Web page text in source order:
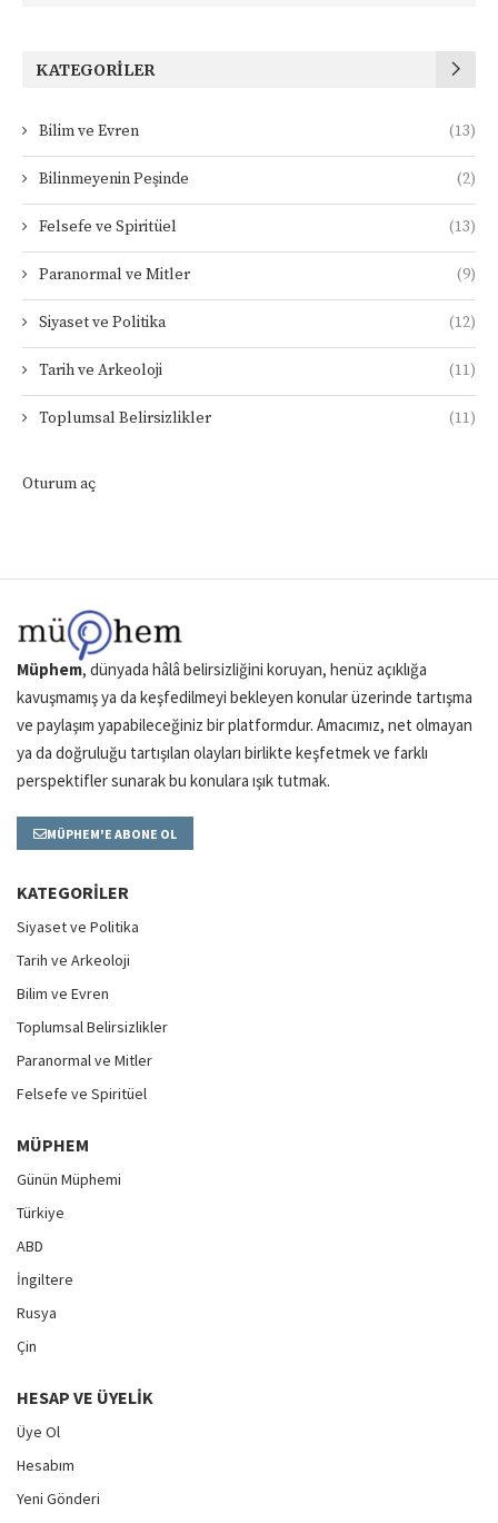
KATEGORILER
Bilim ve Evren (13)
Bilinmeyenin Peşinde (2)
Felsefe ve Spiritüel (13)
Paranormal ve Mitler (9)
Siyaset ve Politika (12)
Tarih ve Arkeoloji (11)
Toplumsal Belirsizlikler (11)
Oturum aç
Müphem, dünyada hâlâ belirsizliğini koruyan, henüz açıklığa
kavuşmamış ya da keşfedilmeyi bekleyen konular üzerinde tartışma
ve paylaşım yapabileceğiniz bir platformdur. Amacımız, net olmayan
ya da doğruluğu tartışılan olayları birlikte keşfetmek ve farklı
perspektifler sunarak bu konulara ışık tutmak.
MÜPHEM'E ABONE OL
KATEGORILER
Siyaset ve Politika
Tarih ve Arkeoloji
Bilim ve Evren
Toplumsal Belirsizlikler
Paranormal ve Mitler
Felsefe ve Spiritüel
MÜPHEM
Günün Müphemi
Türkiye
ABD
İngiltere
Rusya
Çin
HESAP VE ÜYELIK
Üye Ol
Hesabım
Yeni Gönderi